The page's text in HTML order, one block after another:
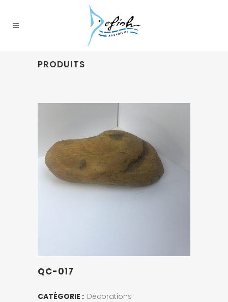
PRODUITS
QC-017
CATÉGORIE : Décorations